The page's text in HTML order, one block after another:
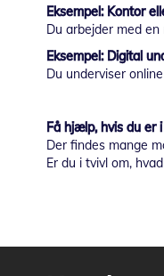
Eksempel: Kontor
Du arbejder med
Eksempel: Digital
Du underviser
Få hjælp, hvis du er
Der findes mange
Er du i tvivl om,